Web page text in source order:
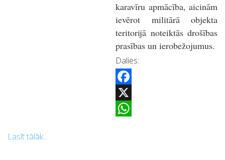
karavīru apmācība, aicinām
ievērot militārā objekta
teritorijā noteiktās drošības
prasības un ierobežojumus.
Dalies:
Facebook
X
Lasīt tālāk...